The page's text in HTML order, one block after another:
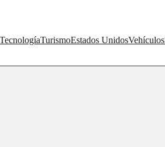
TecnologíaTurismoEstados UnidosVehículos